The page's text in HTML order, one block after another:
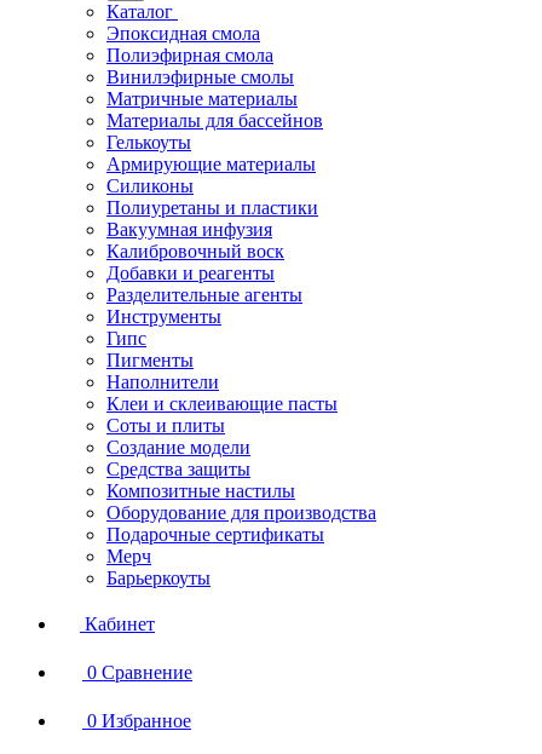
Каталог
Эпоксидная смола
Полиэфирная смола
Винилэфирные смолы
Матричные материалы
Материалы для бассейнов
Гелькоуты
Армирующие материалы
Силиконы
Полиуретаны и пластики
Вакуумная инфузия
Калибровочный воск
Добавки и реагенты
Разделительные агенты
Инструменты
Гипс
Пигменты
Наполнители
Клеи и склеивающие пасты
Соты и плиты
Создание модели
Средства защиты
Композитные настилы
Оборудование для производства
Подарочные сертификаты
Мерч
Барьеркоуты
Кабинет
0 Сравнение
0 Избранное